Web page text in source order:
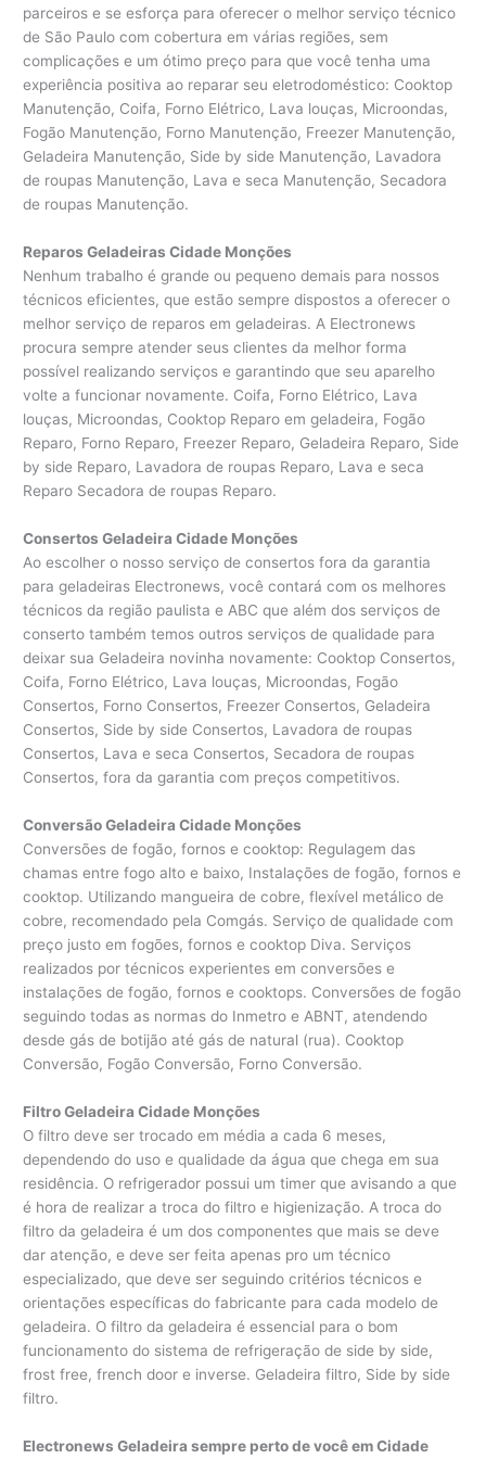
parceiros e se esforça para oferecer o melhor serviço técnico
de São Paulo com cobertura em várias regiões, sem
complicações e um ótimo preço para que você tenha uma
experiência positiva ao reparar seu eletrodoméstico: Cooktop
Manutenção, Coifa, Forno Elétrico, Lava louças, Microondas,
Fogão Manutenção, Forno Manutenção, Freezer Manutenção,
Geladeira Manutenção, Side by side Manutenção, Lavadora
de roupas Manutenção, Lava e seca Manutenção, Secadora
de roupas Manutenção.
Reparos Geladeiras Cidade Monções
Nenhum trabalho é grande ou pequeno demais para nossos
técnicos eficientes, que estão sempre dispostos a oferecer o
melhor serviço de reparos em geladeiras. A Electronews
procura sempre atender seus clientes da melhor forma
possível realizando serviços e garantindo que seu aparelho
volte a funcionar novamente. Coifa, Forno Elétrico, Lava
louças, Microondas, Cooktop Reparo em geladeira, Fogão
Reparo, Forno Reparo, Freezer Reparo, Geladeira Reparo, Side
by side Reparo, Lavadora de roupas Reparo, Lava e seca
Reparo Secadora de roupas Reparo.
Consertos Geladeira Cidade Monções
Ao escolher o nosso serviço de consertos fora da garantia
para geladeiras Electronews, você contará com os melhores
técnicos da região paulista e ABC que além dos serviços de
conserto também temos outros serviços de qualidade para
deixar sua Geladeira novinha novamente: Cooktop Consertos,
Coifa, Forno Elétrico, Lava louças, Microondas, Fogão
Consertos, Forno Consertos, Freezer Consertos, Geladeira
Consertos, Side by side Consertos, Lavadora de roupas
Consertos, Lava e seca Consertos, Secadora de roupas
Consertos, fora da garantia com preços competitivos.
Conversão Geladeira Cidade Monções
Conversões de fogão, fornos e cooktop: Regulagem das
chamas entre fogo alto e baixo, Instalações de fogão, fornos e
cooktop. Utilizando mangueira de cobre, flexível metálico de
cobre, recomendado pela Comgás. Serviço de qualidade com
preço justo em fogões, fornos e cooktop Diva. Serviços
realizados por técnicos experientes em conversões e
instalações de fogão, fornos e cooktops. Conversões de fogão
seguindo todas as normas do Inmetro e ABNT, atendendo
desde gás de botijão até gás de natural (rua). Cooktop
Conversão, Fogão Conversão, Forno Conversão.
Filtro Geladeira Cidade Monções
O filtro deve ser trocado em média a cada 6 meses,
dependendo do uso e qualidade da água que chega em sua
residência. O refrigerador possui um timer que avisando a que
é hora de realizar a troca do filtro e higienização. A troca do
filtro da geladeira é um dos componentes que mais se deve
dar atenção, e deve ser feita apenas pro um técnico
especializado, que deve ser seguindo critérios técnicos e
orientações específicas do fabricante para cada modelo de
geladeira. O filtro da geladeira é essencial para o bom
funcionamento do sistema de refrigeração de side by side,
frost free, french door e inverse. Geladeira filtro, Side by side
filtro.
Electronews Geladeira sempre perto de você em Cidade